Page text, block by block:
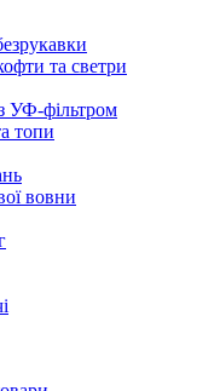
та светри
УФ-фільтром
топи
вовни